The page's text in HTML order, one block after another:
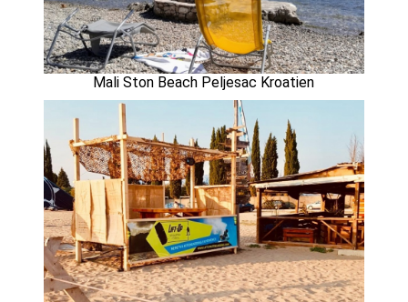
Mali Ston Beach Peljesac Kroatien